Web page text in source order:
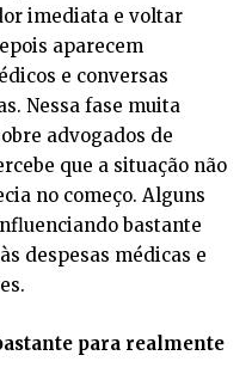
imediata e voltar
aparecem
e conversas
Nessa fase muita
advogados de
que a situação não
no começo. Alguns
bastante
despesas médicas e
para realmente